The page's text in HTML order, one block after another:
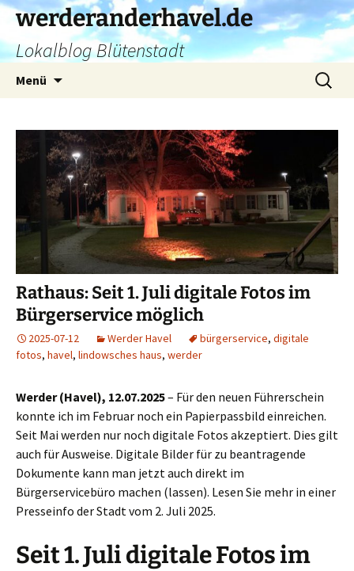
Zum
Inhalt
springen
werderanderhavel.de
Lokalblog Blütenstadt
Menü
Suchen
nach:
Rathaus: Seit 1. Juli digitale Fotos im
Bürgerservice möglich
2025-07-12 Werder Havel bürgerservice, digitale
fotos, havel, lindowsches haus, werder
Werder (Havel), 12.07.2025– Für den neuen Führerschein
konnte ich im Februar noch ein Papierpassbild einreichen.
Seit Mai werden nur noch digitale Fotos akzeptiert. Dies gilt
auch für Ausweise. Digitale Bilder für zu beantragende
Dokumente kann man jetzt auch direkt im
Bürgerservicebüro machen (lassen). Lesen Sie mehr in einer
Presseinfo der Stadt vom 2. Juli 2025.
Seit 1. Juli digitale Fotos im